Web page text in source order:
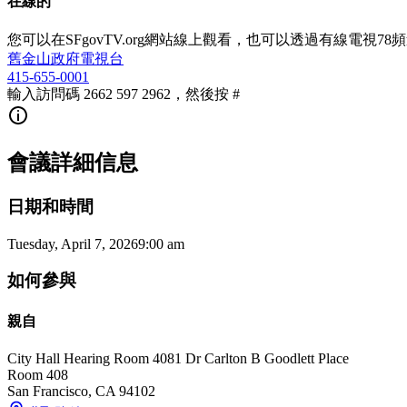
您可以在SFgovTV.org網站線上觀看，也可以透過有線電視78頻
舊金山政府電視台
415-655-0001
輸入訪問碼 2662 597 2962，然後按 #
會議詳細信息
日期和時間
Tuesday, April 7, 20269:00 am
如何參與
親自
City Hall Hearing Room 4081 Dr Carlton B Goodlett Place
Room 408
San Francisco, CA 94102